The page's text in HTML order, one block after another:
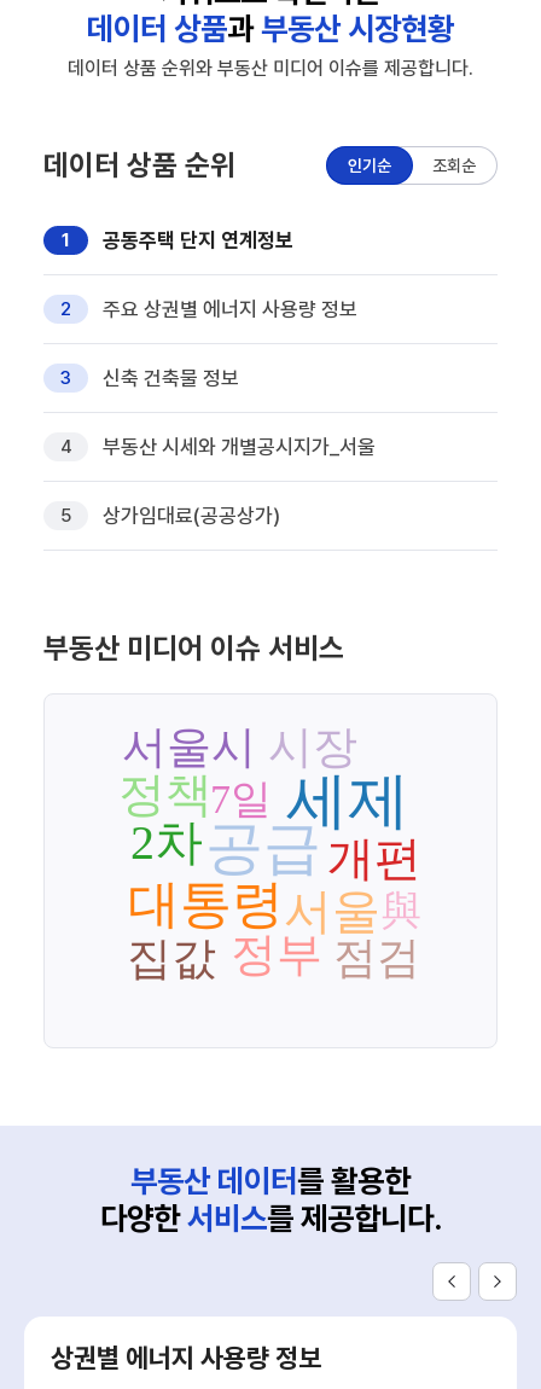
데이터 상품과부동산 시장현황
데이터 상품 순위와 부동산 미디어 이슈를 제공합니다.
데이터 상품 순위 인기순 조회순
1 공동주택 단지 연계정보
2 주요 상권별 에너지 사용량 정보
3 신축 건축물 정보
4 부동산 시세와 개별공시지가_서울
5 상가임대료(공공상가)
부동산 미디어 이슈 서비스
세제
공급
대통령서울
2차
정책
개편
정부
서울시 시장
집값 점검
7일
與
부동산 데이터를 활용한
다양한서비스를 제공합니다.
상권별 에너지 사용량 정보